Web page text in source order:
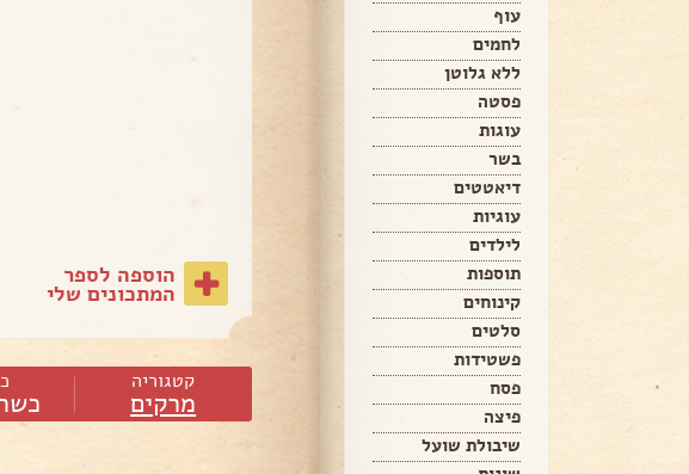
עוף
לחמים
ללא גלוטן
פסטה
עוגות
בשר
דיאטטים
עוגיות
לילדים
תוספות
קינוחים
סלטים
פשטידות
פסח
פיצה
שיבולת שועל
הוספה לספר
המתכונים שלי
קטגוריה
מרקים